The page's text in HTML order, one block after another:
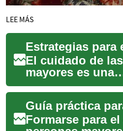
LEE MÁS
El cuidado de
mayores es una
responsabilidad
múltiples
la salud física y
Formarse para